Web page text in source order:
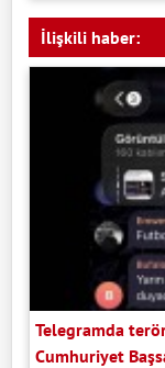
İlişkili haber:
Telegramda
Cumhuriyet